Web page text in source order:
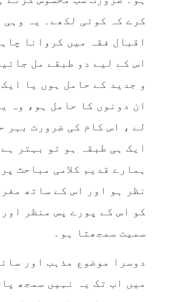
کرے کہ کوئی لکھے۔ یہ وہی
اقبال فقہ میں کروانا
اس کے لیے دو طبقے مل
و جدید کے حامل ہوں یا
ان دونوں کا حامل ہو، وہ
لے ، اس کام کی ضرورت بہر
ایک ہی طبقہ ہو تو بہتر
ہمارے قدیم کلامی مباحث
نظر ہو اور اس کے ساتھ
کو اس کے پورے پس منظر
سمیت سمجھتا ہو۔
دوسرا موضوع مذہب اور
میں اب تک یہ نہیں سمجھ